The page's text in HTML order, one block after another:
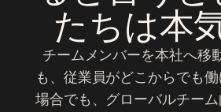
たちは本
チームメンバーを本社へ移
も、従業員がどこからでも
場合でも、グローバルチー